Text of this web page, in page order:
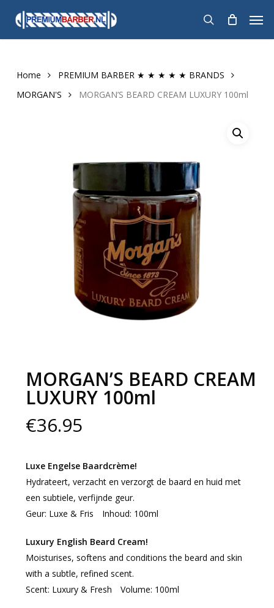
main
search
Home
PREMIUM BARBER ★ ★ ★ ★ ★ BRANDS
MORGAN'S
MORGAN’S BEARD CREAM LUXURY 100ml
MORGAN’S BEARD CREAM
LUXURY 100ml
€36.95
Luxe Engelse Baardcrème!
Hydrateert, verzacht en verzorgt de baard en huid met
een subtiele, verfijnde geur.
Geur: Luxe & Fris Inhoud: 100ml
Luxury English Beard Cream!
Moisturises, softens and conditions the beard and skin
with a subtle, refined scent.
Scent: Luxury & Fresh Volume: 100ml